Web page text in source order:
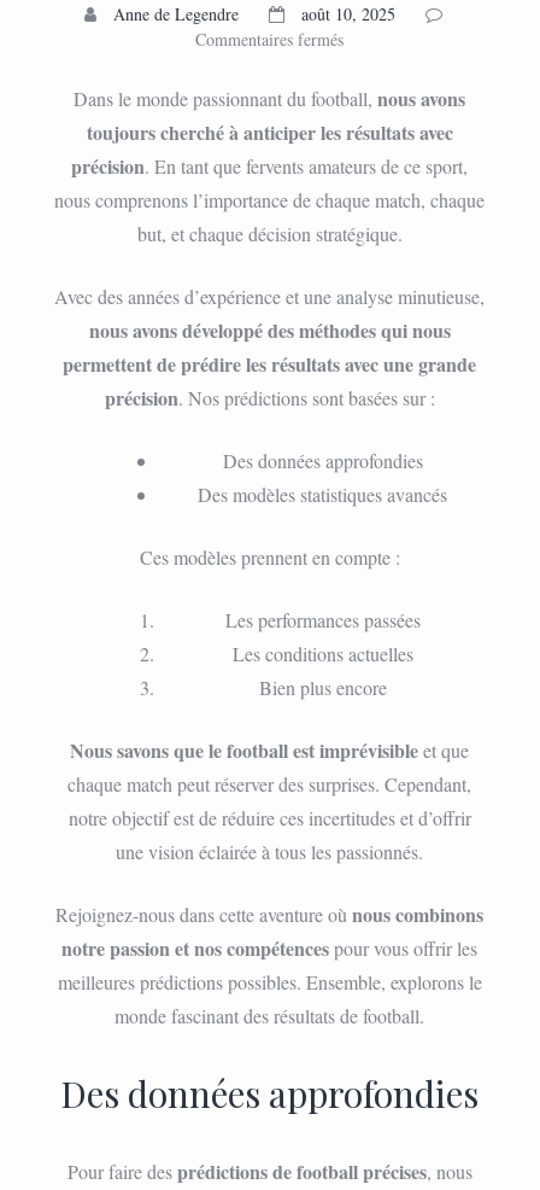
Anne de Legendre
août 10, 2025
Commentaires ferméssur
résultats
foot
avec
nos
prédictions
expertes
Dans le monde passionnant du football,nous avons
toujours cherché à anticiper les résultats avec
précision. En tant que fervents amateurs de ce sport,
nous comprenons l’importance de chaque match, chaque
but, et chaque décision stratégique.
Avec des années d’expérience et une analyse minutieuse,
nous avons développé des méthodes qui nous
permettent de prédire les résultats avec une grande
précision. Nos prédictions sont basées sur :
Des données approfondies
Des modèles statistiques avancés
Ces modèles prennent en compte :
Les performances passées
Les conditions actuelles
Bien plus encore
Nous savons que le football est imprévisibleet que
chaque match peut réserver des surprises. Cependant,
notre objectif est de réduire ces incertitudes et d’offrir
une vision éclairée à tous les passionnés.
Rejoignez-nous dans cette aventure oùnous combinons
notre passion et nos compétencespour vous offrir les
meilleures prédictions possibles. Ensemble, explorons le
monde fascinant des résultats de football.
Des données approfondies
Pour faire desprédictions de football précises, nous